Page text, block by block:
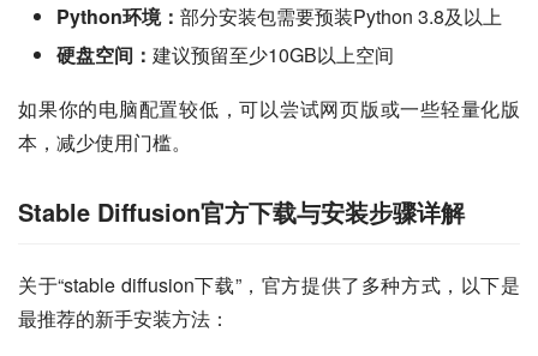
Python环境： 部分安装包需要预装Python 3.8及以上
硬盘空间： 建议预留至少10GB以上空间
如果你的电脑配置较低，可以尝试网页版或一些轻量化版
本，减少使用门槛。
Stable Diffusion官方下载与安装步骤详解
关于“stable diffusion下载”，官方提供了多种方式，以下是
最推荐的新手安装方法：